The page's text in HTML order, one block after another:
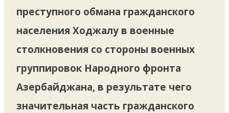
преступного обмана гражданского
населения Ходжалу в военные
столкновения со стороны военных
группировок Народного фронта
Азербайджана, в результате чего
значительная часть гражданского